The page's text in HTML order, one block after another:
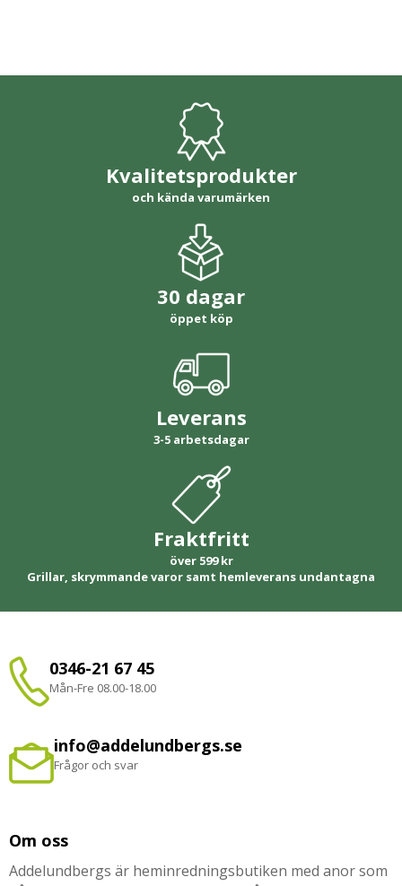
Kvalitetsprodukter
och kända varumärken
30 dagar
öppet köp
Leverans
3-5 arbetsdagar
Fraktfritt
över 599 kr
Grillar, skrymmande varor samt hemleverans undantagna
0346-21 67 45
Mån-Fre 08.00-18.00
info@addelundbergs.se
Frågor och svar
Om oss
Addelundbergs är heminredningsbutiken med anor som